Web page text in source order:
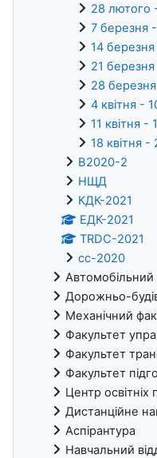
28 лютого
7 березня
14
21
28
4 квітня -
11 квітня -
18 квітня -
В2020-2
НЩД
КДК-2021
ЕДК-2021
TRDC-2021
cc-2020
Автомобільний
Дорожньо-
Механічний
Факультет
Факультет
Факультет
Центр освітніх
Дистанційне
Аспірантура
Навчальний